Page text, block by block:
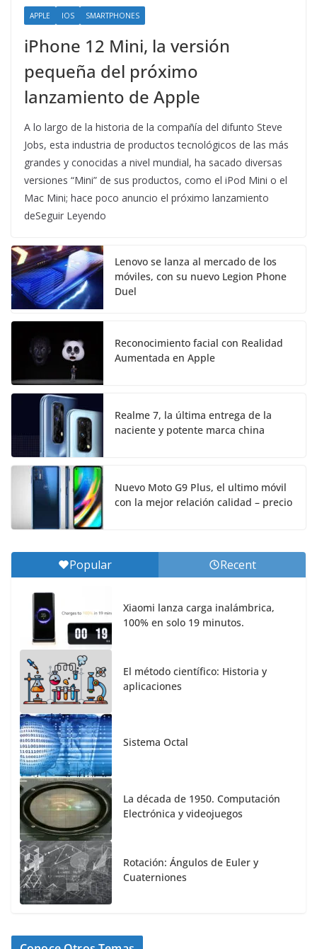
APPLE IOS SMARTPHONES
iPhone 12 Mini, la versión
pequeña del próximo
lanzamiento de Apple
A lo largo de la historia de la compañía del difunto Steve
Jobs, esta industria de productos tecnológicos de las más
grandes y conocidas a nivel mundial, ha sacado diversas
versiones “Mini” de sus productos, como el iPod Mini o el
Mac Mini; hace poco anuncio el próximo lanzamiento
deSeguir Leyendo
Lenovo se lanza al mercado de los
móviles, con su nuevo Legion Phone
Duel
Reconocimiento facial con Realidad
Aumentada en Apple
Realme 7, la última entrega de la
naciente y potente marca china
Nuevo Moto G9 Plus, el ultimo móvil
con la mejor relación calidad – precio
Popular Recent
Xiaomi lanza carga inalámbrica,
100% en solo 19 minutos.
El método científico: Historia y
aplicaciones
Sistema Octal
La década de 1950. Computación
Electrónica y videojuegos
Rotación: Ángulos de Euler y
Cuaterniones